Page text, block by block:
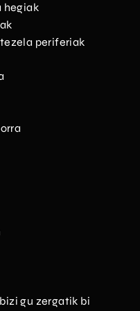
hegiak
periferiak
gu zergatik bi